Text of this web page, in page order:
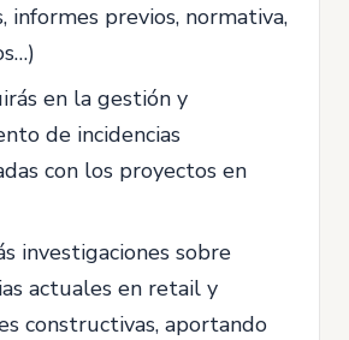
informes previos, normativa,
en la gestión y
de incidencias
con los proyectos en
investigaciones sobre
actuales en retail y
constructivas, aportando